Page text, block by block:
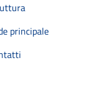
principale